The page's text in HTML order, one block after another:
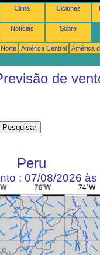
Clima Ciclones
Notícias Sobre
América Central
América
de
Peru
: 07/08/2026 às